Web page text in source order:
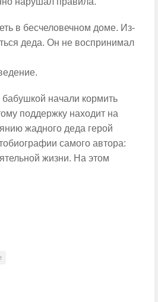
в бесчеловечном доме. Из-
деда. Он не воспринимал
начали кормить
поддержку находит на
жадного деда герой
самого автора:
жизни. На этом